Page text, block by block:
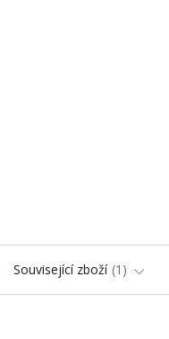
Související zboží 1